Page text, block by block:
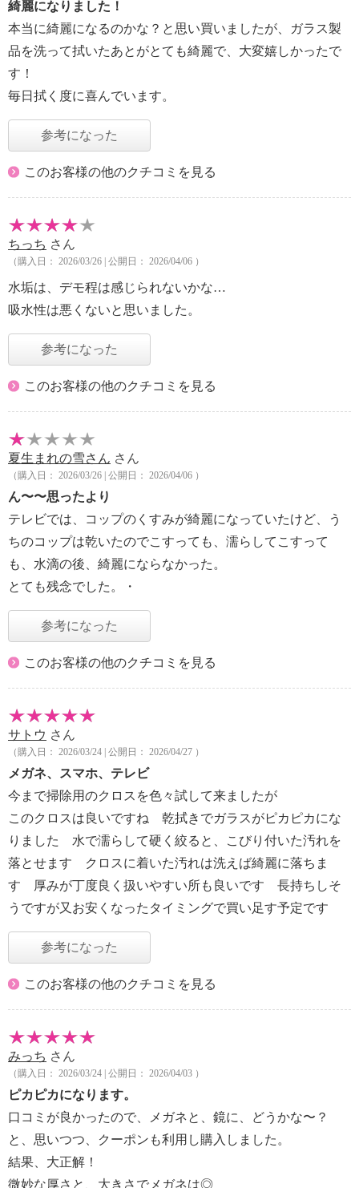
綺麗になりました！
本当に綺麗になるのかな？と思い買いましたが、ガラス製
品を洗って拭いたあとがとても綺麗で、大変嬉しかったで
す！
毎日拭く度に喜んでいます。
参考になった
このお客様の他のクチコミを見る
ちっち さん
（購入日： 2026/03/26 | 公開日： 2026/04/06 ）
水垢は、デモ程は感じられないかな…
吸水性は悪くないと思いました。
参考になった
このお客様の他のクチコミを見る
夏生まれの雪さん さん
（購入日： 2026/03/26 | 公開日： 2026/04/06 ）
ん〜〜思ったより
テレビでは、コップのくすみが綺麗になっていたけど、う
ちのコップは乾いたのでこすっても、濡らしてこすって
も、水滴の後、綺麗にならなかった。
とても残念でした。・
参考になった
このお客様の他のクチコミを見る
サトウ さん
（購入日： 2026/03/24 | 公開日： 2026/04/27 ）
メガネ、スマホ、テレビ
今まで掃除用のクロスを色々試して来ましたが
このクロスは良いですね 乾拭きでガラスがピカピカにな
りました 水で濡らして硬く絞ると、こびり付いた汚れを
落とせます クロスに着いた汚れは洗えば綺麗に落ちま
す 厚みが丁度良く扱いやすい所も良いです 長持ちしそ
うですが又お安くなったタイミングで買い足す予定です
参考になった
このお客様の他のクチコミを見る
みっち さん
（購入日： 2026/03/24 | 公開日： 2026/04/03 ）
ピカピカになります。
口コミが良かったので、メガネと、鏡に、どうかな〜？
と、思いつつ、クーポンも利用し購入しました。
結果、大正解！
微妙な厚さと、大きさでメガネは◎